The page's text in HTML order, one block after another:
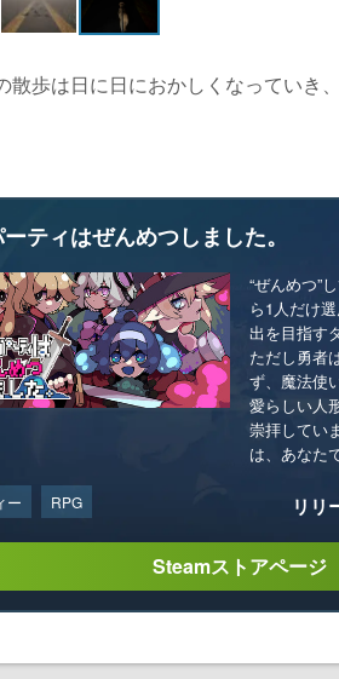
散歩は日に日におかしくなっていき
ティはぜんめつしました。
“ぜんめつ”
ら1人だけ
出を目指す
ただし勇者
ず、魔法使
愛らしい人
崇拝してい
は、あなた
ー RPG リリ
Steamストアページ